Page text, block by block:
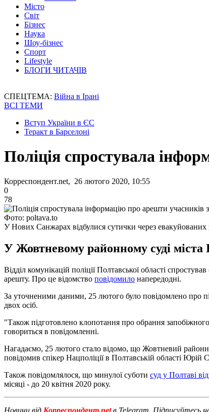
Місто
Світ
Бізнес
Наука
Шоу-бізнес
Спорт
Lifestyle
БЛОГИ ЧИТАЧІВ
СПЕЦТЕМА: Війна в Ірані
ВСІ ТЕМИ
Вступ України в ЄС
Теракт в Барселоні
Поліція спростувала
Корреспондент.net, 26 лютого 2020, 10:55
0
78
Фото: poltava.to
У Нових Санжарах відбулися сутички через
У Жовтневому районному суді міста
Відділ комунікацій поліції Полтавської області
арешту. Про це відомство повідомило напередодні.
За уточненими даними, 25 лютого було повідомлено про
двох осіб.
"Також підготовлено клопотання про обрання
говориться в повідомленні.
Нагадаємо, 25 лютого стало відомо, що Жовтневий
повідомив спікер Нацполіції в Полтавській області Юрій
Також повідомлялося, що минулої суботи суд у Полтаві
місяці - до 20 квітня 2020 року.
Новини від Корреспондент.netв Telegram. Підписуйтесь